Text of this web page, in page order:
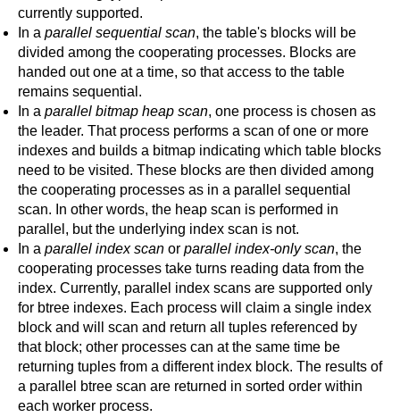
currently supported.
In a parallel sequential scan, the table's blocks will be
divided among the cooperating processes. Blocks are
handed out one at a time, so that access to the table
remains sequential.
In a parallel bitmap heap scan, one process is chosen as
the leader. That process performs a scan of one or more
indexes and builds a bitmap indicating which table blocks
need to be visited. These blocks are then divided among
the cooperating processes as in a parallel sequential
scan. In other words, the heap scan is performed in
parallel, but the underlying index scan is not.
In a parallel index scan or parallel index-only scan, the
cooperating processes take turns reading data from the
index. Currently, parallel index scans are supported only
for btree indexes. Each process will claim a single index
block and will scan and return all tuples referenced by
that block; other processes can at the same time be
returning tuples from a different index block. The results of
a parallel btree scan are returned in sorted order within
each worker process.